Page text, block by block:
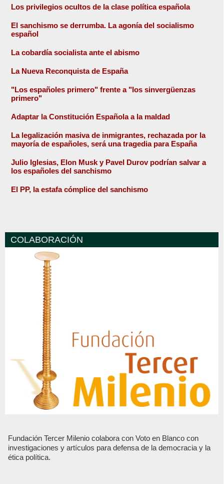
Los privilegios ocultos de la clase política española
El sanchismo se derrumba. La agonía del socialismo
español
La cobardía socialista ante el abismo
La Nueva Reconquista de España
"Los españoles primero" frente a "los sinvergüenzas
primero"
Adaptar la Constitución Española a la maldad
La legalización masiva de inmigrantes, rechazada por la
mayoría de españoles, será una tragedia para España
Julio Iglesias, Elon Musk y Pavel Durov podrían salvar a
los españoles del sanchismo
El PP, la estafa cómplice del sanchismo
COLABORACIÓN
Fundación Tercer Milenio colabora con Voto en Blanco con
investigaciones y artículos para defensa de la democracia y la
ética política.